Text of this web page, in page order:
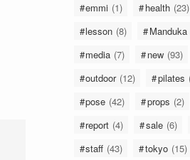
emmi (1) health (23)
lesson (8) Manduka
media (7) new (93)
outdoor (12) pilates
pose (42) props (2)
report (4) sale (6)
staff (43) tokyo (15)